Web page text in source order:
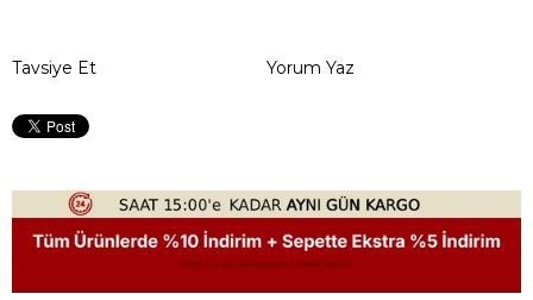
Tavsiye Et Yorum Yaz